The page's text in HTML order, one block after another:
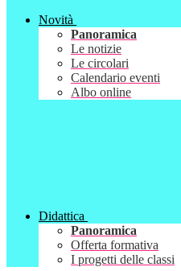
Novità
Panoramica
Le notizie
Le circolari
Calendario eventi
Albo online
Didattica
Panoramica
Offerta formativa
I progetti delle classi